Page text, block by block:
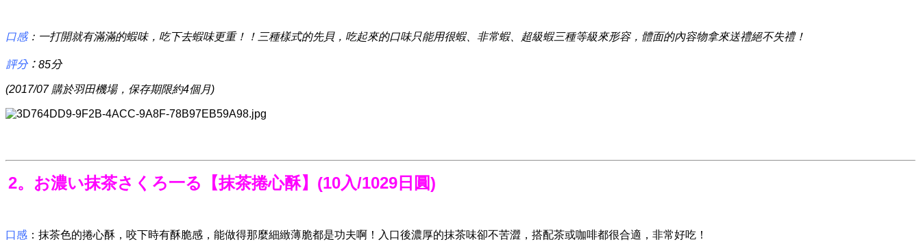
口感：一打開就有滿滿的蝦味，吃下去蝦味更重！！三種樣式的先貝，吃起來的口味只能用很蝦、非常蝦、超級蝦三種等級來形容，體面的內容物拿來送禮絕不失禮！
評分：85分
(2017/07 購於羽田機場，保存期限約4個月)
2。お濃い抹茶さくろ一る【抹茶捲心酥】 (10入/1029日圓)
口感 ：抹茶色的捲心酥，咬下時有酥脆感，能做得那麼細緻薄脆都是功夫啊！入口後濃厚的抹茶味卻不苦澀，搭配茶或咖啡都很合適，非常好吃！